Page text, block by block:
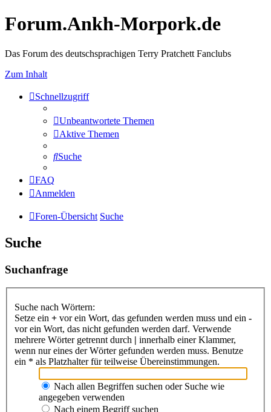
Forum.Ankh-Morpork.de
Das Forum des deutschsprachigen Terry Pratchett Fanclubs
Zum Inhalt
Schnellzugriff
Unbeantwortete Themen
Aktive Themen
Suche
FAQ
Anmelden
Foren-Übersicht Suche
Suche
Suchanfrage
Suche nach Wörtern:
Setze ein + vor ein Wort, das gefunden werden muss und ein -
vor ein Wort, das nicht gefunden werden darf. Verwende
mehrere Wörter getrennt durch | innerhalb einer Klammer,
wenn nur eines der Wörter gefunden werden muss. Benutze
ein * als Platzhalter für teilweise Übereinstimmungen.
Nach allen Begriffen suchen oder Suche wie
angegeben verwenden
Nach einem Begriff suchen